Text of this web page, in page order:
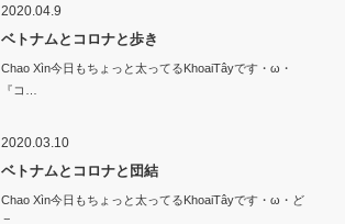
2020.04.9
ベトナムとコロナと歩き
Chao Xìn今日もちょっと太ってるKhoaiTâyです・ω・
『コ…
2020.03.10
ベトナムとコロナと団結
Chao Xìn今日もちょっと太ってるKhoaiTâyです・ω・ど